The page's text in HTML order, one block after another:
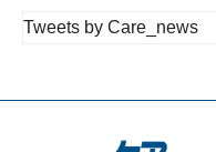
Tweets by Care_news